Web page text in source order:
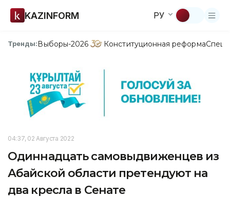
KAZINFORM РУ
Тренды:Выборы-2026 Конституционная реформа
04:37, 02 Августа 2022
Одиннадцать самовыдвиженцев из
Абайской области претендуют на
два кресла в Сенате